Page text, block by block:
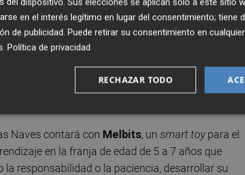
en el Mediterráneo.
emprendedores y emprendedoras de
crónicas que generan crisis o ataques difíciles
en personas que padecen enfermedades
Naves contará con Melbits, un smart toypara el
en la franja de edad de 5 a 7 años que
responsabilidad o la paciencia, desarrollar su
en el interés legítimo en lugar del consentimiento; tiene
de publicidad. Puede retirar su consentimiento en
. Política de privacidad
RECHAZAR TODO